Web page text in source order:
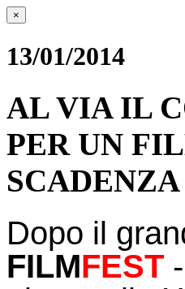
×
13/01/2014
AL VIA IL
PER UN
Dopo il
FILMFEST